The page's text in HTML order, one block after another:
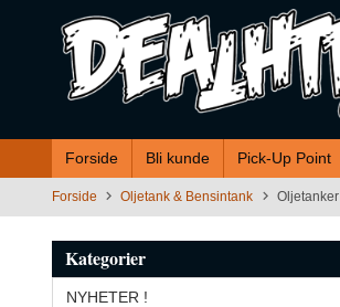
innholdet
Forside Bli kunde Pick-Up Point
Forside Oljetank & Bensintank Oljetanker
Kategorier
NYHETER !